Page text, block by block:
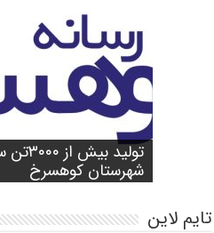
آغاز برداشت خیار و
تن محصول
تولید
شهرستان کوهسرخ
واژگونی مرگبار
۲۵ مصدوم
بازدید میدانی
کوهسرخ و بررسی نقاط
شورای آموزش و
کوهسرخ برگزار شد؛
مدارس برای سال
تایم لاین